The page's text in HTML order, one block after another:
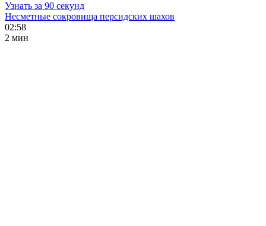
Узнать за 90 секунд
Несметные сокровища персидских шахов
02:58
2 мин